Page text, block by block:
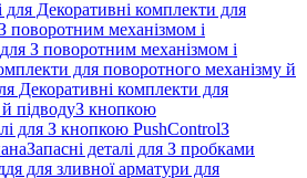
для Декоративні комплекти для
поворотним механізмом і
для З поворотним механізмом і
для поворотного механізму й
Декоративні комплекти для
підводуЗ кнопкою
для З кнопкою PushControlЗ
Запасні деталі для З пробками
для зливної арматури для